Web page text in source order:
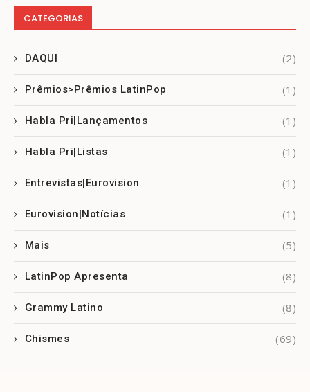
CATEGORIAS
DAQUI (2)
Prêmios>Prêmios LatinPop (1)
Habla Pri|Lançamentos (1)
Habla Pri|Listas (1)
Entrevistas|Eurovision (1)
Eurovision|Notícias (1)
Mais (5)
LatinPop Apresenta (8)
Grammy Latino (8)
Chismes (69)